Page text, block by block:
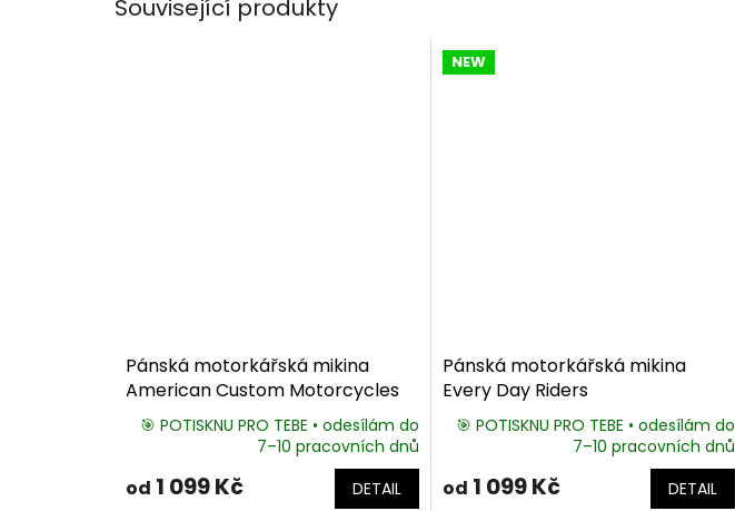
Související produkty
Pánská motorkářská mikina
American Custom Motorcycles
🎯 POTISKNU PRO TEBE • odesílám do
7–10 pracovních dnů
od 1 099 Kč DETAIL
NEW
Pánská motorkářská mikina
Every Day Riders
🎯 POTISKNU PRO TEBE • odesílám do
7–10 pracovních dnů
od 1 099 Kč DETAIL